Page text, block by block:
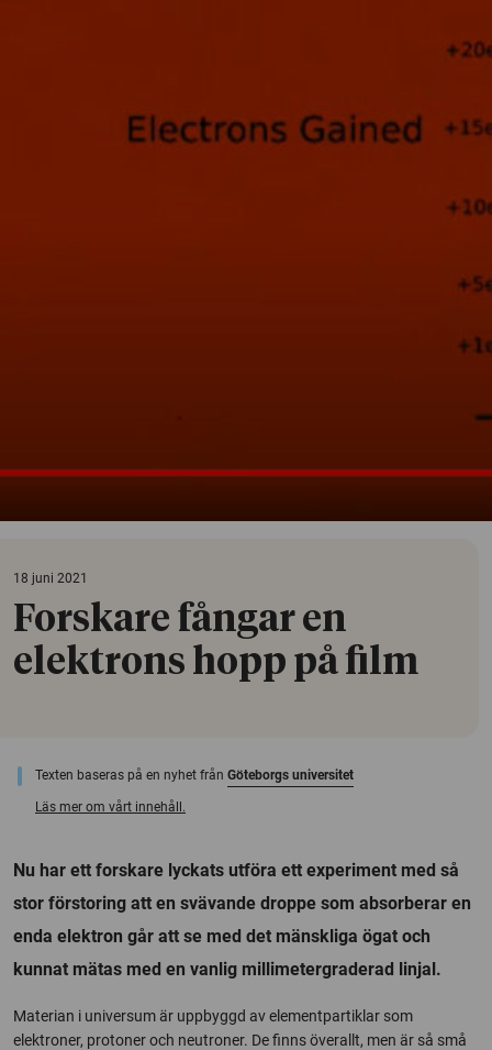
18 juni 2021
Forskare fångar en
elektrons hopp på film
Texten baseras på en nyhet från Göteborgs universitet
Läs mer om vårt innehåll.
Nu har ett forskare lyckats utföra ett experiment med så
stor förstoring att en svävande droppe som absorberar en
enda elektron går att se med det mänskliga ögat och
kunnat mätas med en vanlig millimetergraderad linjal.
Materian i universum är uppbyggd av elementpartiklar som
elektroner, protoner och neutroner. De finns överallt, men är så små